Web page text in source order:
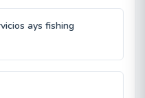
ays fishing